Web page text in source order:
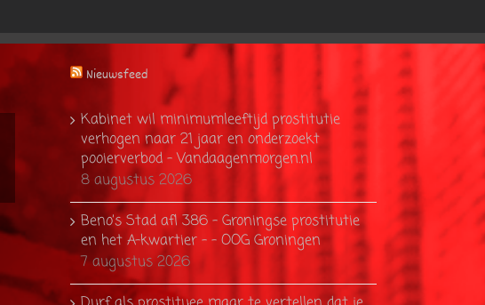
Nieuwsfeed
Kabinet wil minimumleeftijd prostitutie
verhogen naar 21 jaar en onderzoekt
pooierverbod - Vandaagenmorgen.nl
8 augustus 2026
Beno’s Stad afl 386 – Groningse prostitutie
en het A-kwartier – - OOG Groningen
7 augustus 2026